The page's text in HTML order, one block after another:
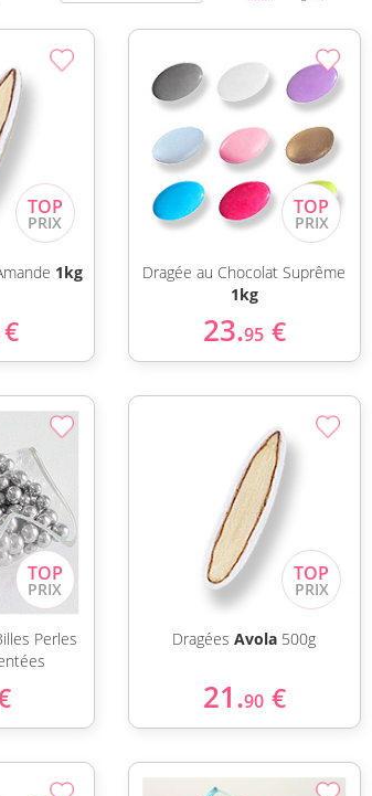
1kg
€
Dragée au Chocolat Suprême
1kg
23.95 €
Perles
DragéesAvola 500g
21.90 €